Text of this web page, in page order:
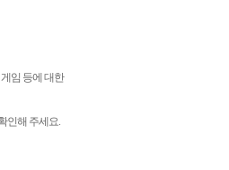
게임 등에 대한
인해 주세요.